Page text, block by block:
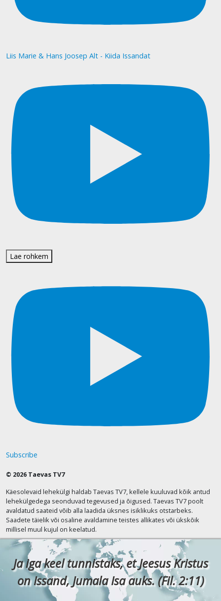
Liis Marie & Hans Joosep Alt - Kiida Issandat
Lae rohkem
Subscribe
© 2026 Taevas TV7
Käesolevaid lehekülgi haldab Taevas TV7, kellele kuuluvad kõik antud
lehekülgedega seonduvad tegevused ja õigused. Taevas TV7 poolt
avaldatud saateid võib alla laadida üksnes isiklikuks otstarbeks.
Saadete täielik või osaline avaldamine teistes allikates või ükskõik
millisel muul kujul on keelatud.
Ja iga keel tunnistaks, et Jeesus Kristus
on Issand, Jumala Isa auks. (Fil. 2:11)